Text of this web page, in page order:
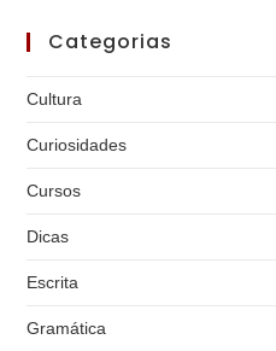
Categorias
Cultura
Curiosidades
Cursos
Dicas
Escrita
Gramática